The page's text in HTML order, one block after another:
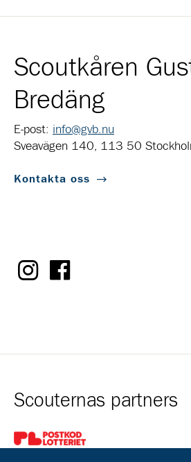
Scoutkåren
Bredäng
E-post: info@gvb.nu
Sveavägen 140, 113 50
Kontakta oss
Scouternas partners
Gå till pl_50